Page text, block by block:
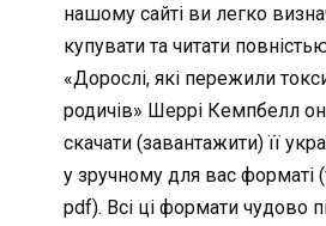
нашому сайті ви легко
купувати та читати
«Дорослі, які пережили
родичів» Шеррі Кемпбелл
скачати (завантажити) її
у зручному для вас форматі
pdf). Всі ці формати чудово